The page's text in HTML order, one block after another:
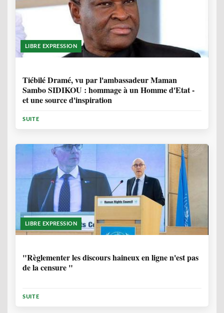
LIBRE EXPRESSION
Tiébilé Dramé, vu par l'ambassadeur Maman
Sambo SIDIKOU : hommage à un Homme d'Etat -
et une source d'inspiration
SUITE
LIBRE EXPRESSION
"Règlementer les discours haineux en ligne n'est pas
de la censure "
SUITE